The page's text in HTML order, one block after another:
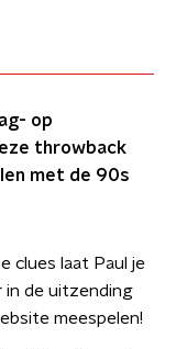
op
throwback
met de 90s
clues laat Paul je
in de uitzending
meespelen!